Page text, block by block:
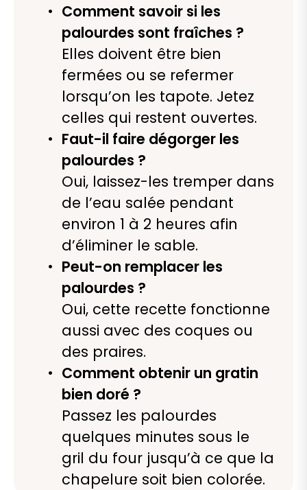
Comment savoir si les
palourdes sont fraîches ?
Elles doivent être bien
fermées ou se refermer
lorsqu’on les tapote. Jetez
celles qui restent ouvertes.
Faut-il faire dégorger les
palourdes ?
Oui, laissez-les tremper dans
de l’eau salée pendant
environ 1 à 2 heures afin
d’éliminer le sable.
Peut-on remplacer les
palourdes ?
Oui, cette recette fonctionne
aussi avec des coques ou
des praires.
Comment obtenir un gratin
bien doré ?
Passez les palourdes
quelques minutes sous le
gril du four jusqu’à ce que la
chapelure soit bien colorée.